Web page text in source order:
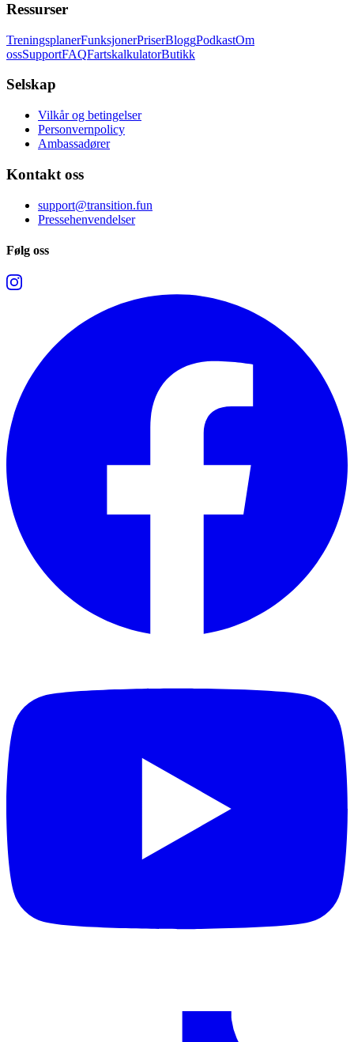
Ressurser
TreningsplanerFunksjonerPriserBloggPodkastOm
ossSupportFAQFartskalkulatorButikk
Selskap
Vilkår og betingelser
Personvernpolicy
Ambassadører
Kontakt oss
support@transition.fun
Pressehenvendelser
Følg oss